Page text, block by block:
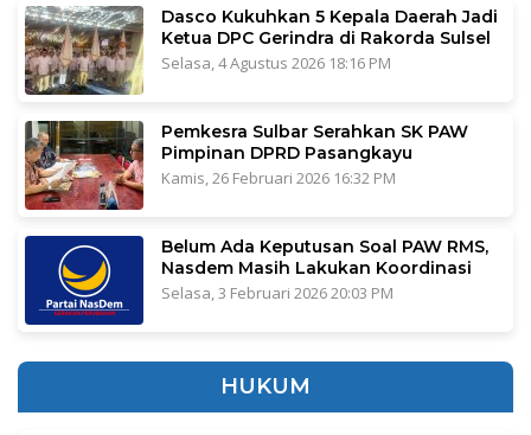
Dasco Kukuhkan 5 Kepala Daerah Jadi
Ketua DPC Gerindra di Rakorda Sulsel
Selasa, 4 Agustus 2026 18:16 PM
Pemkesra Sulbar Serahkan SK PAW
Pimpinan DPRD Pasangkayu
Kamis, 26 Februari 2026 16:32 PM
Belum Ada Keputusan Soal PAW RMS,
Nasdem Masih Lakukan Koordinasi
Selasa, 3 Februari 2026 20:03 PM
HUKUM